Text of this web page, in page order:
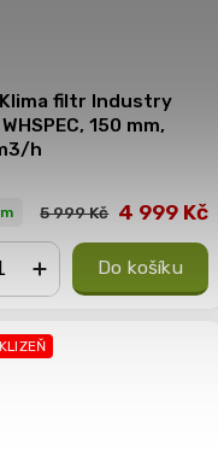
filtr Industry
150 mm,
h
5 999 Kč 4 999 Kč
Do košíku